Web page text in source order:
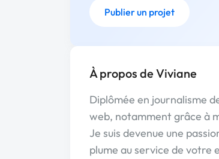
Publier un projet
À propos de Viviane
Diplômée en journalisme
web, notamment grâce à
Je suis devenue une
plume au service de votre